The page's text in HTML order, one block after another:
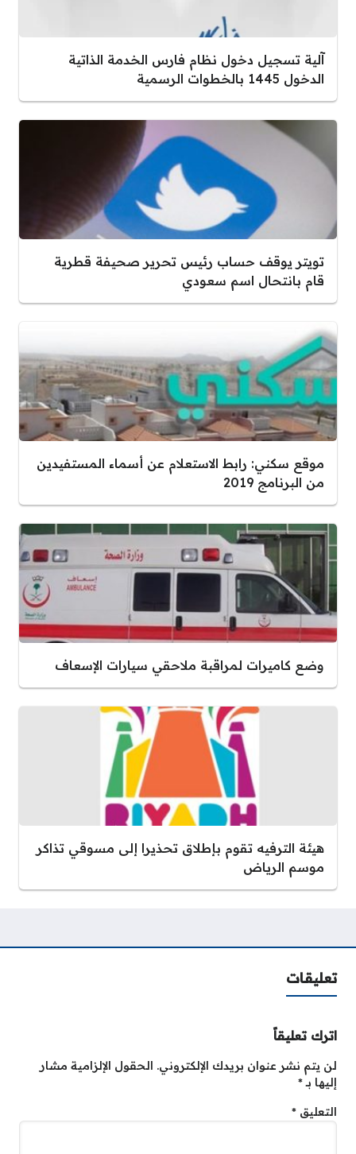
آلية تسجيل دخول نظام فارس الخدمة الذاتية
الدخول 1445 بالخطوات الرسمية
تويتر يوقف حساب رئيس تحرير صحيفة قطرية
قام بانتحال اسم سعودي
موقع سكني: رابط الاستعلام عن أسماء المستفيدين
من البرنامج 2019
وضع كاميرات لمراقبة ملاحقي سيارات الإسعاف
هيئة الترفيه تقوم بإطلاق تحذيرا إلى مسوقي تذاكر
موسم الرياض
تعليقات
اترك تعليقاً
لن يتم نشر عنوان بريدك الإلكتروني. الحقول الإلزامية مشار
إليها بـ*
التعليق *